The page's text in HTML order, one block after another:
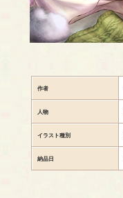
作者
人物
イラスト種別
納品日